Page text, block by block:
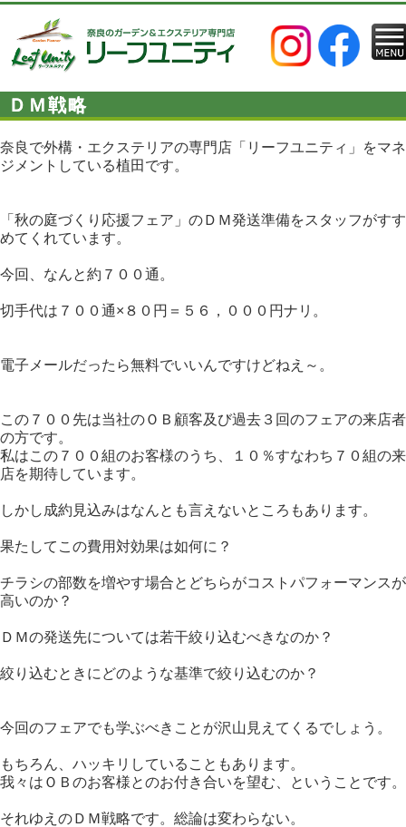
ＤＭ戦略
奈良で外構・エクステリアの専門店「リーフユニティ」をマネ
ジメントしている植田です。
「秋の庭づくり応援フェア」のＤＭ発送準備をスタッフがすす
めてくれています。
今回、なんと約７００通。
切手代は７００通×８０円＝５６，０００円ナリ。
電子メールだったら無料でいいんですけどねえ～。
この７００先は当社のＯＢ顧客及び過去３回のフェアの来店者
の方です。
私はこの７００組のお客様のうち、１０％すなわち７０組の来
店を期待しています。
しかし成約見込みはなんとも言えないところもあります。
果たしてこの費用対効果は如何に？
チラシの部数を増やす場合とどちらがコストパフォーマンスが
高いのか？
ＤＭの発送先については若干絞り込むべきなのか？
絞り込むときにどのような基準で絞り込むのか？
今回のフェアでも学ぶべきことが沢山見えてくるでしょう。
もちろん、ハッキリしていることもあります。
我々はＯＢのお客様とのお付き合いを望む、ということです。
それゆえのＤＭ戦略です。総論は変わらない。